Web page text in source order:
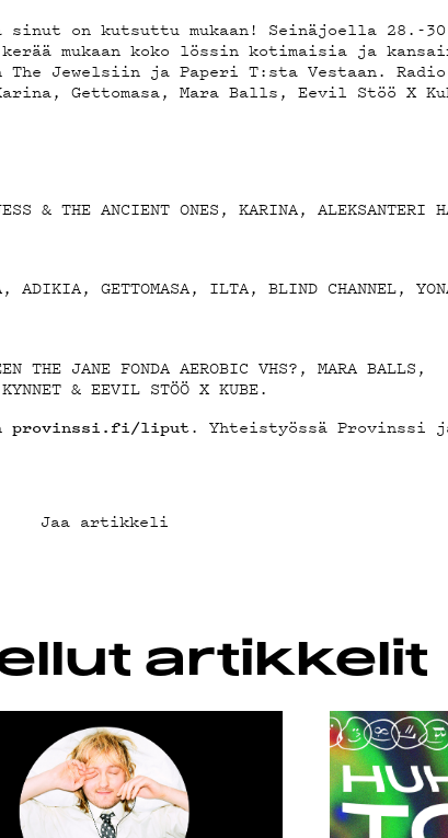
on kutsuttu mukaan! Seinäjoella 28.-
mukaan koko lössin kotimaisia ja
The Jewelsiin ja Paperi T:sta Vestaan.
Gettomasa, Mara Balls, Eevil Stöö X
& THE ANCIENT ONES, KARINA, ALEKSANTERI
ADIKIA, GETTOMASA, ILTA, BLIND CHANNEL,
THE JANE FONDA AEROBIC VHS?, MARA BALLS,
& EEVIL STÖÖ X KUBE.
provinssi.fi/liput. Yhteistyössä Provinssi
Jaa artikkeli
artikkelit